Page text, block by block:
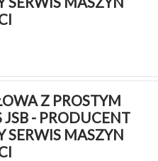
Z PROSTYM
- PRODUCENT
MASZYN